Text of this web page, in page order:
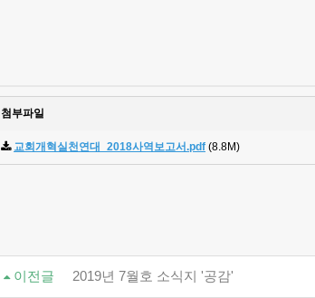
첨부파일
교회개혁실천연대_2018사역보고서.pdf (8.8M)
이전글 2019년 7월호 소식지 '공감'